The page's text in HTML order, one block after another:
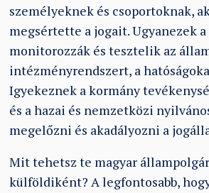
személyeknek és csoportoknak,
megsértette a jogait. Ugyanezek
monitorozzák és tesztelik az
intézményrendszert, a
Igyekeznek a kormány
és a hazai és nemzetközi
megelőzni és akadályozni a
Mit tehetsz te magyar
külföldiként? A legfontosabb,